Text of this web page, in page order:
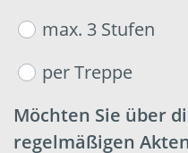
max. 3 Stufen
per Treppe
Möchten Sie über
regelmäßigen